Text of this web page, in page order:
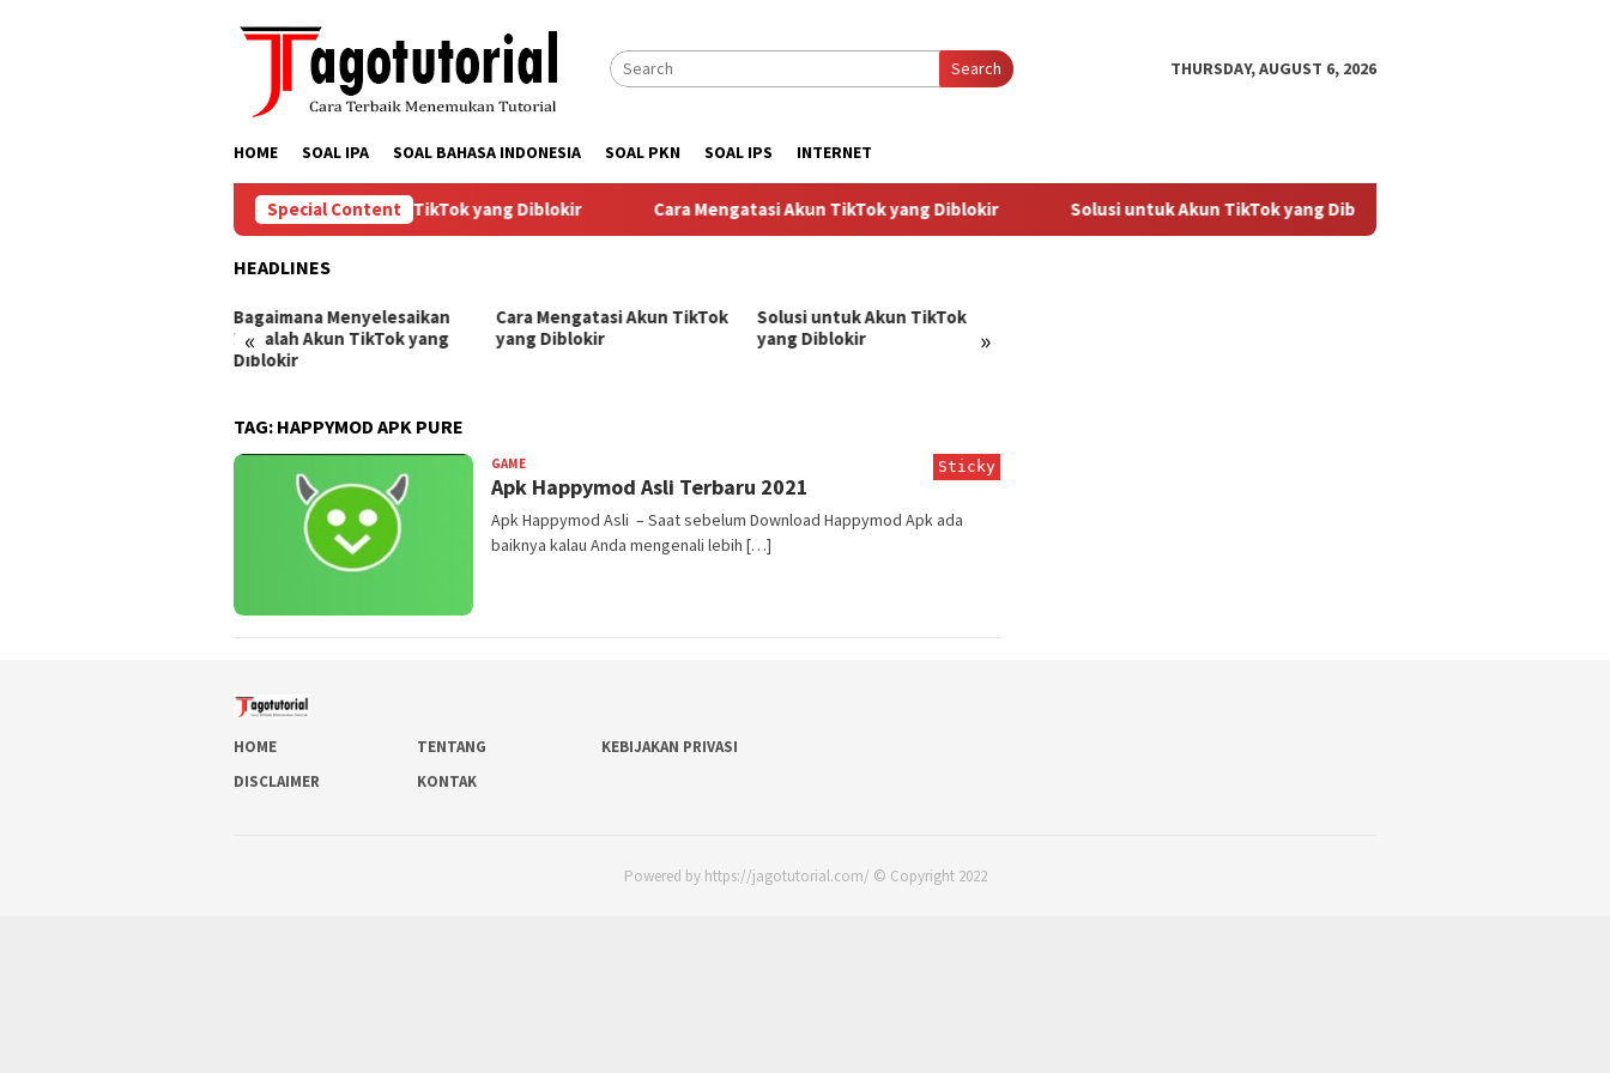
Search THURSDAY, AUGUST 6, 2026
HOME SOAL IPA SOAL BAHASA INDONESIA SOAL PKN SOAL IPS INTERNET
Special Content
Bagaimana Menyelesaikan Masalah Akun TikTok yang Diblokir Cara Mengatasi Akun TikTok yang Diblokir Solusi untuk Akun TikTok yang Diblokir
HEADLINES
« »
Bagaimana Menyelesaikan
Masalah Akun TikTok yang
Diblokir
Cara Mengatasi Akun TikTok
yang Diblokir
Solusi untuk Akun TikTok
yang Diblokir
TAG: HAPPYMOD APK PURE
GAME
Apk Happymod Asli Terbaru 2021
Apk Happymod Asli – Saat sebelum Download Happymod Apk ada
baiknya kalau Anda mengenali lebih […]
Sticky
HOME TENTANG
KEBIJAKAN PRIVASI
DISCLAIMER
KONTAK
Powered by https://jagotutorial.com/ © Copyright 2022